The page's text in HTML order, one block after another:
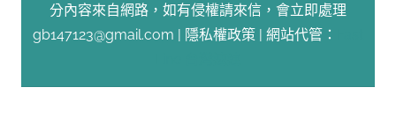
分內容來自網路，如有侵權請來信，會立即處理
gb147123@gmail.com | 隱私權政策 | 網站代管：